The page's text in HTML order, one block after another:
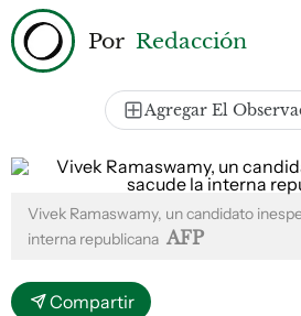
Por Redacción
Agregar El
Vivek Ramaswamy, un candidato
interna republicana AFP
Compartir